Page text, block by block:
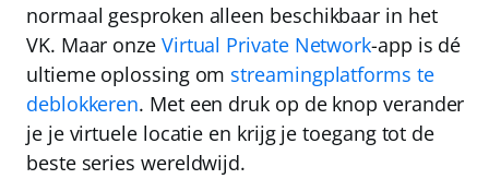
normaal gesproken alleen beschikbaar in het
VK. Maar onze Virtual Private Network-app is dé
ultieme oplossing om streamingplatforms te
deblokkeren. Met een druk op de knop verander
je je virtuele locatie en krijg je toegang tot de
beste series wereldwijd.